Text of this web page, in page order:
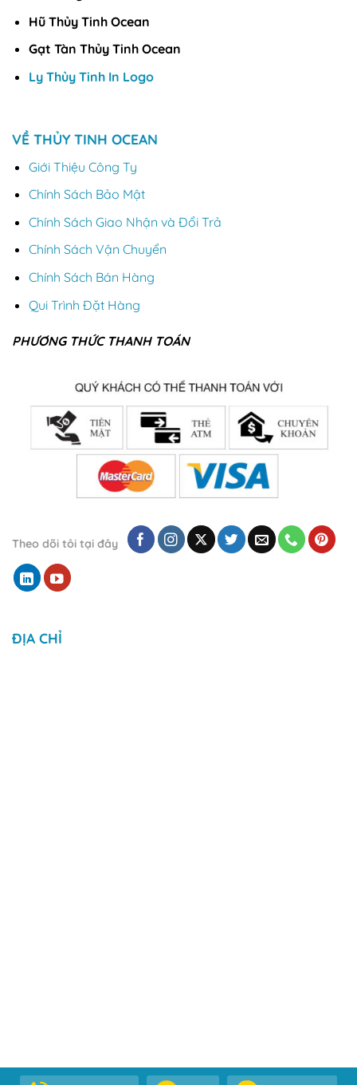
Hũ Thủy Tinh Ocean
Gạt Tàn Thủy Tinh Ocean
Ly Thủy Tinh In Logo
VỀ THỦY TINH OCEAN
Giới Thiệu Công Ty
Chính Sách Bảo Mật
Chính Sách Giao Nhận và Đổi Trả
Chính Sách Vận Chuyển
Chính Sách Bán Hàng
Qui Trình Đặt Hàng
PHƯƠNG THỨC THANH TOÁN
Theo dõi tôi tại đây
ĐỊA CHỈ